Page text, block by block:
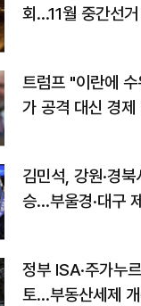
회…11월 중간선
트럼프 "이란에
가 공격 대신 경제
김민석, 강원·경
승…부울경·대구
정부 ISA·주가누
토…부동산세제